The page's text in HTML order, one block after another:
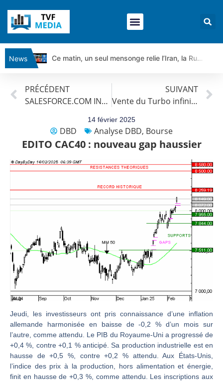
News
Ce matin, un seul mensonge relie l’Iran, la Russie et Trump | par Louis Antoine Michelet
Ce que Trump, Téhéran et Pékin ne veulent pas que vous voyiez ensemble | par Louis-Antoine Michelet
Vente du Turbo infini BEST PUT COINBASE WO83V à 0,51 € (+46 %)
Gaza, Iran, Chine : la guerre mondiale vient de commencer | par Louis-Antoine Michelet
Jean Marie Seronie :Loi agricole : vraie réforme ou simple réponse à la colère ?| Interview Éco
CAPGEMINI : Un signal haussier avant les résultats ? | Daniel Cohen de Lara – Market Movers
REMY COINTREAU : Le rebond est-il enfin confirmé ? | Daniel Cohen de Lara – Market Movers
TELEPERFORMANCE : Faut-il acheter avant les résultats ? | Daniel Cohen de Lara – Market Movers
Christian Parisot : Les marchés à l’épreuve des signaux | Interview Économique
FERRARI : Un parcours toujours sans faute | Bernard Prats-Desclaux – Market Movers
SAP : Les acheteurs gardent la main | Bernard Prats-Desclaux – Market Movers
LVMH : Un rebond à confirmer | Bernard Prats-Desclaux – Market Movers
Le monde a changé de règles cette nuit. Personne ne vous l’a encore dit | Louis-Antoine Michelet
GBP/USD : Un premier ministre déjà sur le scelette | Philippe Lhermie – Flash Forex
PRÉCÉDENT
SALESFORCE.COM INC : La tendance est haussière.
SUIVANT
Vente du Turbo infini Best CALL LVMH DE000VG3DNB5 à 1,88 € (+66 %)
14 février 2025
DBD Analyse DBD, Bourse
EDITO CAC40 : nouveau gap haussier
Jeudi, les investisseurs ont pris connaissance d’une inflation
allemande harmonisée en baisse de -0,2 % d’un mois sur
l’autre, comme attendu. Le PIB du Royaume-Uni a progressé de
+0,4 %, contre +0,1 % anticipé. Sa production industrielle est en
hausse de +0,5 %, contre +0,2 % attendu. Aux États-Unis,
l’indice des prix à la production, hors alimentation et énergie,
finit en hausse de +0,3 %, comme attendu. Les inscriptions aux